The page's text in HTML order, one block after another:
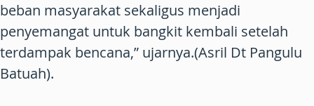
beban masyarakat sekaligus menjadi
penyemangat untuk bangkit kembali setelah
terdampak bencana,” ujarnya.(Asril Dt Pangulu
Batuah).